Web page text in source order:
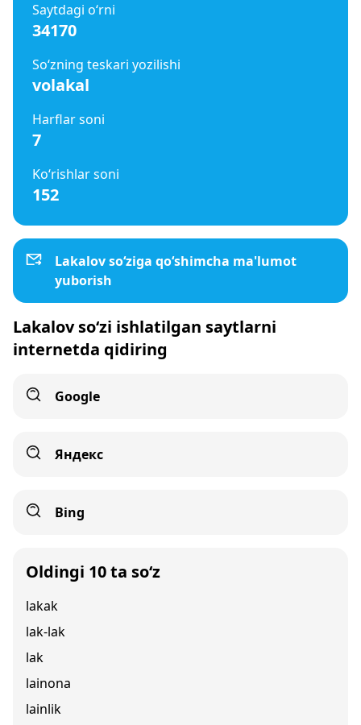
Saytdagi o‘rni
34170
So‘zning teskari yozilishi
volakal
Harflar soni
7
Ko‘rishlar soni
152
Lakalov so‘ziga qo‘shimcha ma'lumot
yuborish
Lakalov so‘zi ishlatilgan saytlarni
internetda qidiring
Google
Яндекс
Bing
Oldingi 10 ta so‘z
lakak
lak-lak
lak
lainona
lainlik